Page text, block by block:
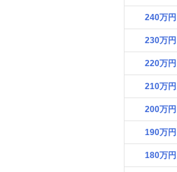
240万円
230万円
220万円
210万円
200万円
190万円
180万円